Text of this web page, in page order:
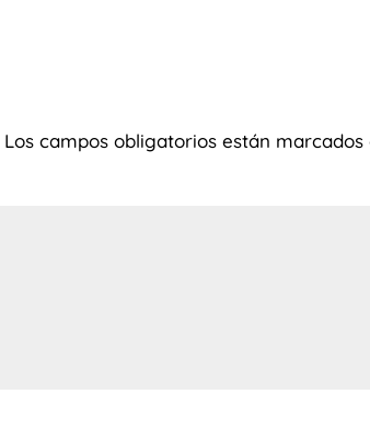
Los campos obligatorios están marcados